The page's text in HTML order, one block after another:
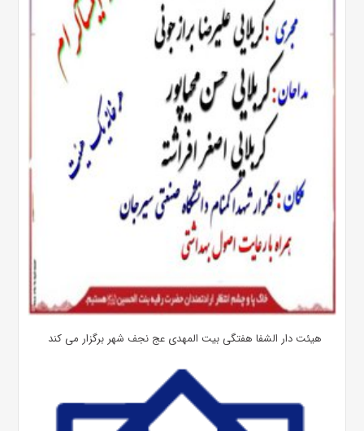
هیئت دار الشفا هفتگی بیت المهدی عج نجف شهر برگزار می کند